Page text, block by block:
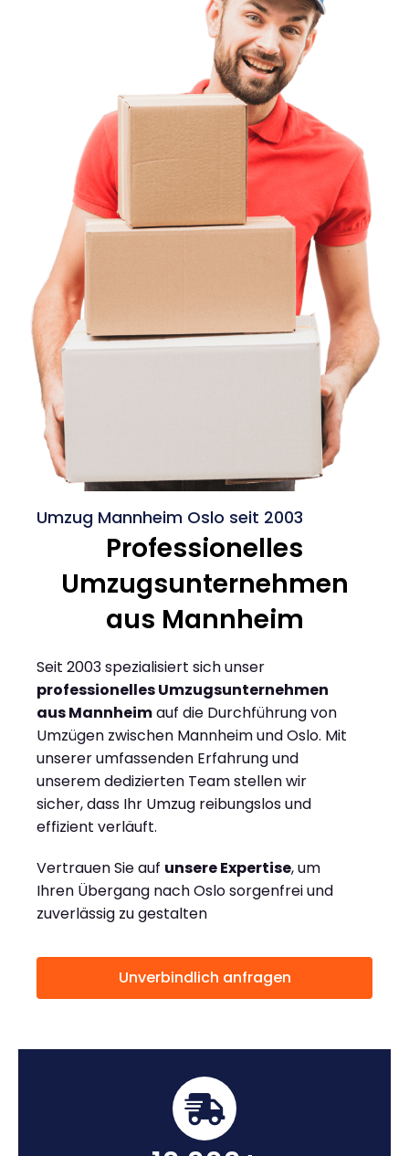
Umzug Mannheim Oslo seit 2003
Professionelles
Umzugsunternehmen
aus Mannheim
Seit 2003 spezialisiert sich unser
professionelles Umzugsunternehmen
aus Mannheimauf die Durchführung von
Umzügen zwischen Mannheim und Oslo. Mit
unserer umfassenden Erfahrung und
unserem dedizierten Team stellen wir
sicher, dass Ihr Umzug reibungslos und
effizient verläuft.
Vertrauen Sie auf unsere Expertise, um
Ihren Übergang nach Oslo sorgenfrei und
zuverlässig zu gestalten
Unverbindlich anfragen